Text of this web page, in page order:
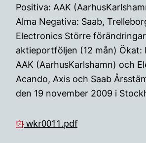
Positiva: AAK
Alma Negativa: Saab,
Electronics Större
aktieportföljen (12 mån) Ökat:
AAK (AarhusKarlshamn) och
Acando, Axis och Saab
den 19 november 2009 i
wkr0011.pdf